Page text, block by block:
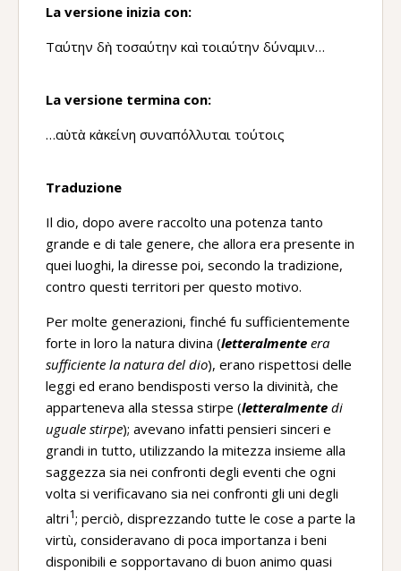
La versione inizia con:
Ταύτην δὴ τοσαύτην καὶ τοιαύτην δύναμιν…
La versione termina con:
…αὐτὰ κἀκείνη συναπόλλυται τούτοις
Traduzione
Il dio, dopo avere raccolto una potenza tanto
grande e di tale genere, che allora era presente in
quei luoghi, la diresse poi, secondo la tradizione,
contro questi territori per questo motivo.
Per molte generazioni, finché fu sufficientemente
forte in loro la natura divina (letteralmente era
sufficiente la natura del dio), erano rispettosi delle
leggi ed erano bendisposti verso la divinità, che
apparteneva alla stessa stirpe (letteralmente di
uguale stirpe); avevano infatti pensieri sinceri e
grandi in tutto, utilizzando la mitezza insieme alla
saggezza sia nei confronti degli eventi che ogni
volta si verificavano sia nei confronti gli uni degli
altri1; perciò, disprezzando tutte le cose a parte la
virtù, consideravano di poca importanza i beni
disponibili e sopportavano di buon animo quasi